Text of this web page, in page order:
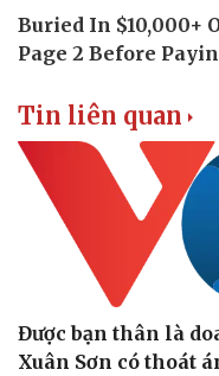
Doanh nghiệp
Thông tin doanh nghiệp
Doanh nhân
Vì cộng đồng
Tin liên quan
Được bạn thân là
Xuân Sơn có thoát